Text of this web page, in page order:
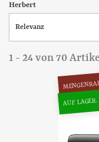
Herbert
Relevanz
1 - 24 von 70
AUF